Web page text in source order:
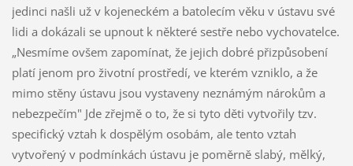
jedinci našli už v kojeneckém a batolecím věku v ústavu své
lidi a dokázali se upnout k některé sestře nebo vychovatelce.
„Nesmíme ovšem zapomínat, že jejich dobré přizpůsobení
platí jenom pro životní prostředí, ve kterém vzniklo, a že
mimo stěny ústavu jsou vystaveny neznámým nárokům a
nebezpečím" Jde zřejmě o to, že si tyto děti vytvořily tzv.
specifický vztah k dospělým osobám, ale tento vztah
vytvořený v podmínkách ústavu je poměrně slabý, mělký,